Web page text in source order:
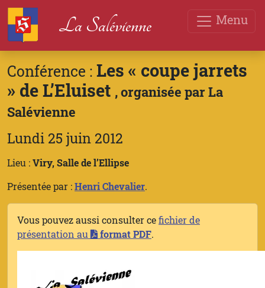
Menu
La Salévienne
Conférence : Les « coupe jarrets
» de L’Eluiset , organisée par La
Salévienne
Lundi 25 juin 2012
Lieu :Viry, Salle de l’Ellipse
Présentée par :Henri Chevalier.
Vous pouvez aussi consulter cefichier de
présentation au
format PDF.